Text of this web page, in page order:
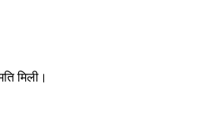
मिली।